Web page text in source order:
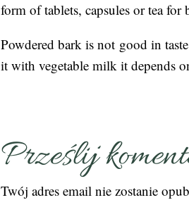
form of tablets, capsules or tea for
Powdered bark is not good in
it with vegetable milk it depends
Prześlij
Twój adres email nie zostanie